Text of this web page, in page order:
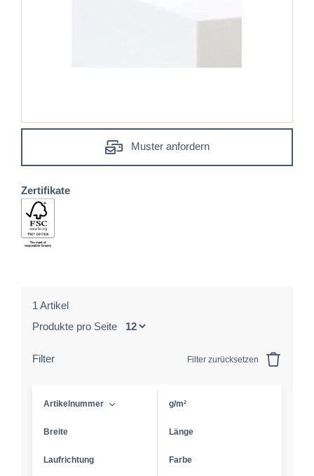
Muster anfordern
Zertifikate
1 Artikel
Produkte pro Seite
Filter Filter zurücksetzen
Artikelnummer g/m²
Breite Länge
Laufrichtung Farbe